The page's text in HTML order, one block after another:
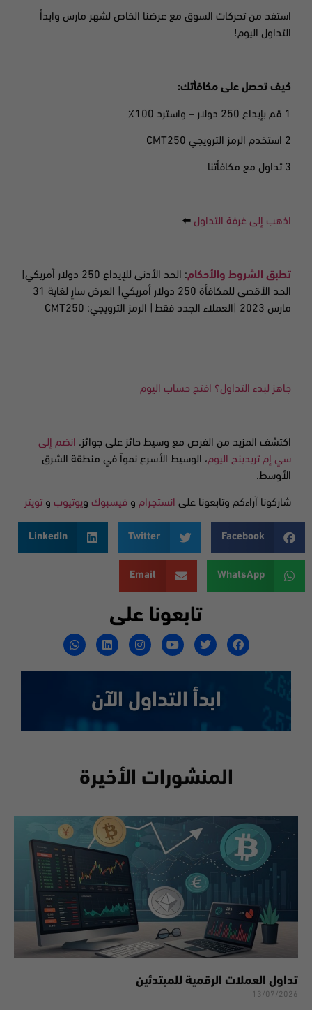
استفد من تحركات السوق مع عرضنا الخاص لشهر مارس وابدأ
التداول اليوم!
كيف تحصل على مكافأتك:
1 قم بإيداع 250 دولار – واسترد 100٪
2 استخدم الرمز الترويجي CMT250
3 تداول مع مكافأتنا
اذهب إلى غرفة التداول ⬅️
تطبق الشروط والأحكام:
الحد الأدنى للإيداع 250 دولار أمريكي|
الحد الأقصى للمكافأة 2 50 دولار أمريكي| العرض سارٍ لغاية 31
مارس
العملاء الجدد فقط | الرمز الترويجي: CMT250
جاهز لبدء التداول؟ افتح حساب اليوم
اكتشف المزيد من الفرص مع وسيط حائز على جوائز.
انضم إلى
سي إم تريدينج اليوم، الوسيط الأسرع نمواً في منطقة الشرق
الأوسط.
شاركونا آراءكم وتابعونا على انستجرام و فيسبوك ويوتيوب و تويتر
Facebook
Twitter
LinkedIn
WhatsApp
Email
تابعونا على
ابدأ التداول الآن
المنشورات الأخيرة
تداول العملات الرقمية للمبتدئين
13/07/2026